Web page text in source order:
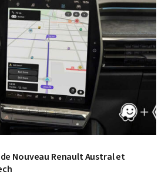
Nouveau Renault Austral et